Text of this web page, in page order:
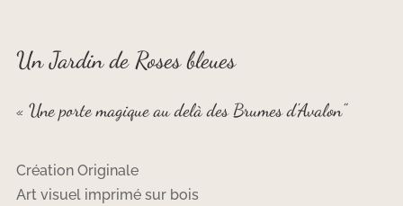
Un Jardin de Roses bleues
« Une porte magique au delà des Brumes d’Avalon”
Création Originale
Art visuel imprimé sur bois